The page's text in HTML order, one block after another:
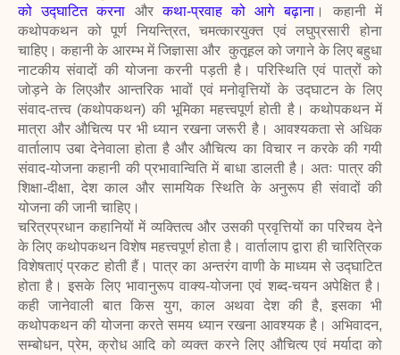
को उद्घाटित करना औरकथा-प्रवाह को आगे बढ़ाना। कहानी में
कथोपकथन को पूर्ण नियन्त्रित, चमत्कारयुक्त एवं लघुप्रसारी होना
चाहिए। कहानी के आरम्भ में जिज्ञासा और कुतूहल को जगाने के लिए बहुधा
नाटकीय संवादों की योजना करनी पड़ती है। परिस्थिति एवं पात्रों को
जोड़ने के लिएऔर आन्तरिक भावों एवं मनोवृत्तियों के उद्घाटन के लिए
संवाद-तत्त्व (कथोपकथन) की भूमिका महत्त्वपूर्ण होती है। कथोपकथन में
मात्रा और औचित्य पर भी ध्यान रखना जरूरी है। आवश्यकता से अधिक
वार्तालाप उबा देनेवाला होता है और औचित्य का विचार न करके की गयी
संवाद-योजना कहानी की प्रभावान्विति में बाधा डालती है। अतः पात्र की
शिक्षा-दीक्षा, देश काल और सामयिक स्थिति के अनुरूप ही संवादों की
योजना की जानी चाहिए।
चरित्रप्रधान कहानियों में व्यक्तित्व और उसकी प्रवृत्तियों का परिचय देने
के लिए कथोपकथन विशेष महत्त्वपूर्ण होता है। वार्तालाप द्वारा ही चारित्रिक
विशेषताएं प्रकट होती हैं। पात्र का अन्तरंग वाणी के माध्यम से उद्घाटित
होता है। इसके लिए भावानुरूप वाक्य-योजना एवं शब्द-चयन अपेक्षित है।
कही जानेवाली बात किस युग, काल अथवा देश की है, इसका भी
कथोपकथन की योजना करते समय ध्यान रखना आवश्यक है। अभिवादन,
सम्बोधन, प्रेम, क्रोध आदि को व्यक्त करने लिए औचित्य एवं मर्यादा को